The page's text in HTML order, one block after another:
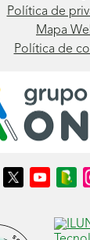
Política de
Mapa
Política de
Síguenos
en
abrirá
Síguenos
en
abrirá
en
Blog
ONCE